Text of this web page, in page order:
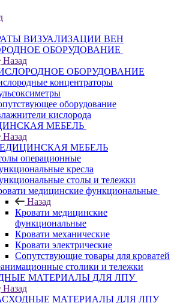
ВИЗУАЛИЗАЦИИ ВЕН
ОБОРУДОВАНИЕ
Назад
ОБОРУДОВАНИЕ
концентраторы
оборудование
кислорода
МЕБЕЛЬ
Назад
МЕБЕЛЬ
операционные
кресла
столы и тележки
медицинские функциональные
Назад
Кровати медицинские
функциональные
Кровати механические
Кровати электрические
Сопутствующие товары для кроватей
столики и тележки
МАТЕРИАЛЫ ДЛЯ ЛПУ
Назад
МАТЕРИАЛЫ ДЛЯ ЛПУ